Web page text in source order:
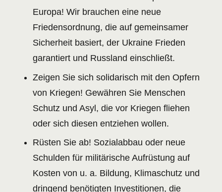
Europa! Wir brauchen eine neue
Friedensordnung, die auf gemeinsamer
Sicherheit basiert, der Ukraine Frieden
garantiert und Russland einschließt.
Zeigen Sie sich solidarisch mit den Opfern
von Kriegen! Gewähren Sie Menschen
Schutz und Asyl, die vor Kriegen fliehen
oder sich diesen entziehen wollen.
Rüsten Sie ab! Sozialabbau oder neue
Schulden für militärische Aufrüstung auf
Kosten von u. a. Bildung, Klimaschutz und
dringend benötigten Investitionen, die